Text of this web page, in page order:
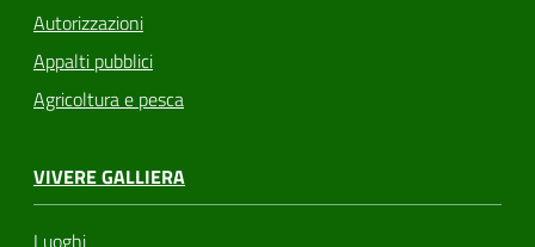
Autorizzazioni
Appalti pubblici
Agricoltura e pesca
VIVERE GALLIERA
Luoghi